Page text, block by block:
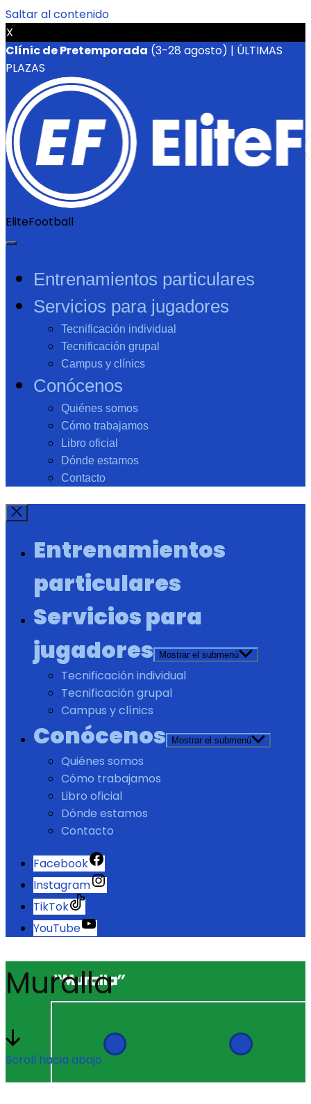
Saltar al contenido
X
Clínic de Pretemporada (3-28 agosto) | ÚLTIMAS
PLAZAS
EliteFootball
Entrenamientos particulares
Servicios para jugadores
Tecnificación individual
Tecnificación grupal
Campus y clínics
Conócenos
Quiénes somos
Cómo trabajamos
Libro oficial
Dónde estamos
Contacto
Entrenamientos
particulares
Servicios para
jugadores
Mostrar el submenú
Tecnificación individual
Tecnificación grupal
Campus y clínics
Conócenos Mostrar el submenú
Quiénes somos
Cómo trabajamos
Libro oficial
Dónde estamos
Contacto
Facebook
Instagram
TikTok
YouTube
Muralla
Scroll hacia abajo